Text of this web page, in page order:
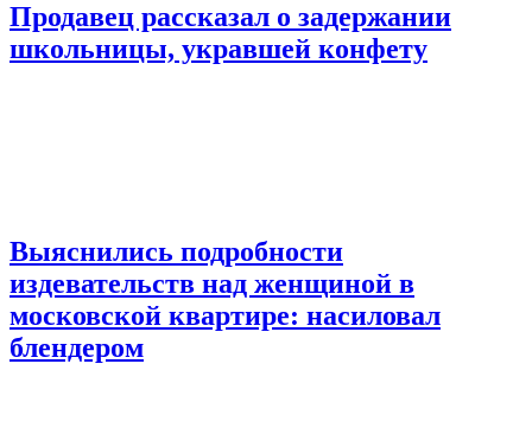
Продавец рассказал о задержании
школьницы, укравшей конфету
Выяснились подробности
издевательств над женщиной в
московской квартире: насиловал
блендером